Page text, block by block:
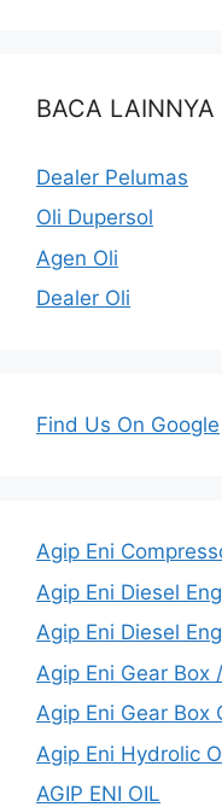
BACA LAINNYA
Dealer Pelumas
Oli Dupersol
Agen Oli
Dealer Oli
Find Us On Google
Agip Eni
Agip Eni Diesel
Agip Eni Diesel
Agip Eni Gear Box
Agip Eni Gear Box
Agip Eni Hydrolic
AGIP ENI OIL